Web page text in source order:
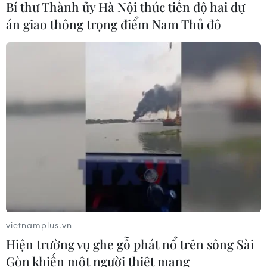
CƠ QUAN CHỦ QUẢN: THÔNG TẤN XÃ VIỆT NAM
Tổng Biên tập: TRẦN TIẾN DUẨN
Phó Tổng Biên tập: NGUYỄN THỊ TÁM, KHÚC THANH
Quy định sử dụng
Ngôn ngữ
Dịch vụ tin
Quảng cáo
Bí thư Thành ủy Hà Nội thúc tiến độ hai dự
án giao thông trọng điểm Nam Thủ đô
vietnamplus.vn
Hiện trường vụ ghe gỗ phát nổ trên sông Sài
Gòn khiến một người thiệt mạng